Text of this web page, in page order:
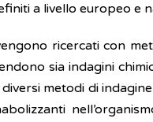
a livello europeo e
ricercati con
sia indagini
metodi di